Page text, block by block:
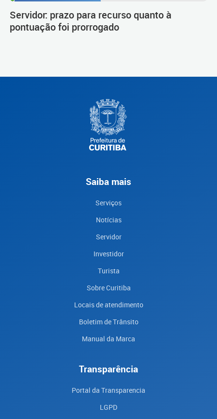
Servidor: prazo para recurso quanto à
pontuação foi prorrogado
Saiba mais
Serviços
Notícias
Servidor
Investidor
Turista
Sobre Curitiba
Locais de atendimento
Boletim de Trânsito
Manual da Marca
Transparência
Portal da Transparencia
LGPD